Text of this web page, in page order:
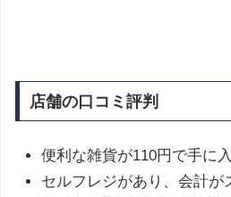
店舗の口コミ評判
便利な雑貨が110円で手に入
セルフレジがあり、会計が